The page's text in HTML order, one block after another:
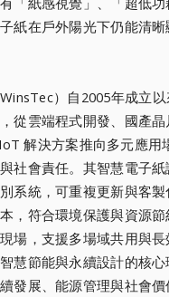
紙在戶外陽光下仍能清
）自2005年成立
從雲端程式開發、國產
解決方案推向多元應用
社會責任。其智慧電子
系統，可重複更新與客
，符合環境保護與資源
場，支援多場域共用與
慧節能與永續設計的核
發展、能源管理與社會